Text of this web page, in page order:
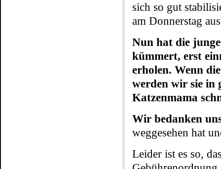
sich so gut
am Donnerstag
Nun hat die
kümmert, erst
erholen. Wenn
werden wir sie in
Katzenmama
Wir bedanken
weggesehen hat
Leider ist es so,